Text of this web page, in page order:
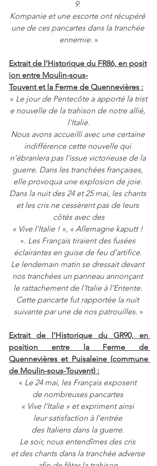
9.
Kompanie et une escorte ont récupéré
une de ces pancartes dans la tranchée
ennemie. »
Extrait de l’Historique du FR86, en posit
ion entre Moulin-sous-
Touvent et la Ferme de Quennevières :
« Le jour de Pentecôte a apporté la trist
e nouvelle de la trahison de notre allié,
l'Italie.
Nous avons accueilli avec une certaine
indifférence cette nouvelle qui
n’ébranlera pas l’issue victorieuse de la
guerre. Dans les tranchées françaises,
elle provoqua une explosion de joie.
Dans la nuit des 24 et 25 mai, les chants
et les cris ne cessèrent pas de leurs
côtés avec des
« Vive l'Italie ! », « Allemagne kaputt !
». Les Français tiraient des fusées
éclairantes en guise de feu d’artifice.
Le lendemain matin se dressait devant
nos tranchées un panneau annonçant
le rattachement de l'Italie à l’Entente.
Cette pancarte fut rapportée la nuit
suivante par une de nos patrouilles. »
Extrait de l’Historique du GR90, en
position entre la Ferme de
Quennevières et Puisaleine (commune
de Moulin-sous-Touvent) :
« Le 24 mai, les Français exposent
de nombreuses pancartes
« Vive l’Italie » et expriment ainsi
leur satisfaction à l’entrée
des Italiens dans la guerre.
Le soir, nous entendîmes des cris
et des chants dans la tranchée adverse